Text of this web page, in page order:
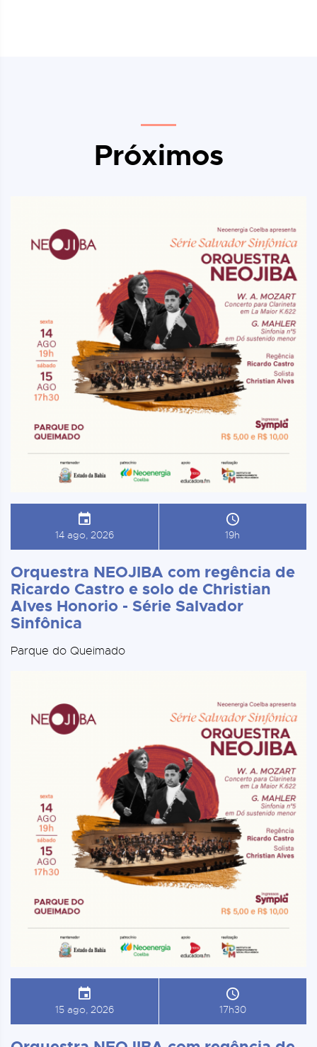
Próximos
14 ago, 2026 19h
Orquestra NEOJIBA com regência de
Ricardo Castro e solo de Christian
Alves Honorio - Série Salvador
Sinfônica
Parque do Queimado
15 ago, 2026 17h30